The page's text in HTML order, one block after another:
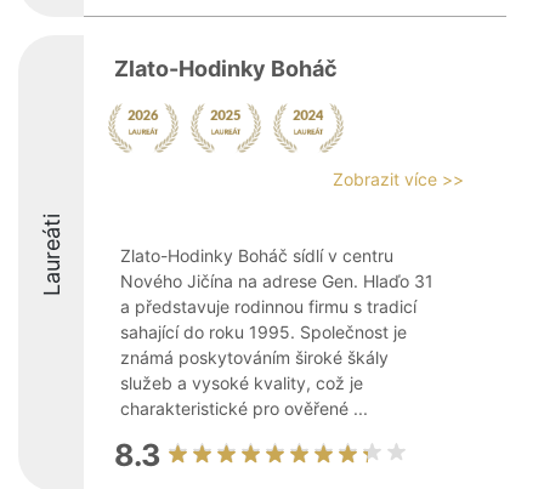
Laureáti
Zlato-Hodinky Boháč
Zobrazit více >>
Zlato-Hodinky Boháč sídlí v centru
Nového Jičína na adrese Gen. Hlaďo 31
a představuje rodinnou firmu s tradicí
sahající do roku 1995. Společnost je
známá poskytováním široké škály
služeb a vysoké kvality, což je
charakteristické pro ověřené ...
8.3